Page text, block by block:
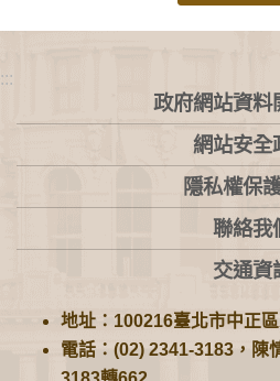
:::
政府網站資料
網站安全
隱私權保
聯絡我
交通資
地址：100216臺北市中正
電話：(02) 2341-3183，陳